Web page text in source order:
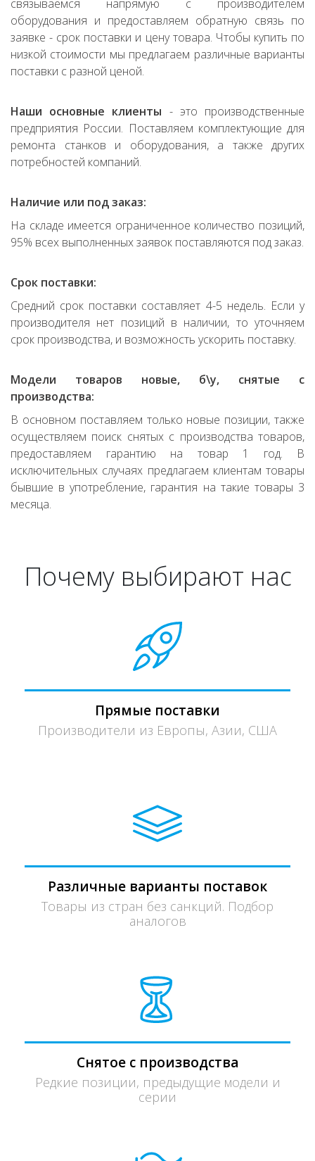
связываемся напрямую с производителем
оборудования и предоставляем обратную связь по
заявке - срок поставки и цену товара. Чтобы купить по
низкой стоимости мы предлагаем различные варианты
поставки с разной ценой.
Наши основные клиенты - это производственные
предприятия России. Поставляем комплектующие для
ремонта станков и оборудования, а также других
потребностей компаний.
Наличие или под заказ:
На складе имеется ограниченное количество позиций,
95% всех выполненных заявок поставляются под заказ.
Срок поставки:
Средний срок поставки составляет 4-5 недель. Если у
производителя нет позиций в наличии, то уточняем
срок производства, и возможность ускорить поставку.
Модели товаров новые, б\у, снятые с
производства:
В основном поставляем только новые позиции, также
осуществляем поиск снятых с производства товаров,
предоставляем гарантию на товар 1 год. В
исключительных случаях предлагаем клиентам товары
бывшие в употребление, гарантия на такие товары 3
месяца.
Почему выбирают нас
Прямые поставки
Производители из Европы, Азии, США
Различные варианты поставок
Товары из стран без санкций. Подбор
аналогов
Снятое с производства
Редкие позиции, предыдущие модели и
серии